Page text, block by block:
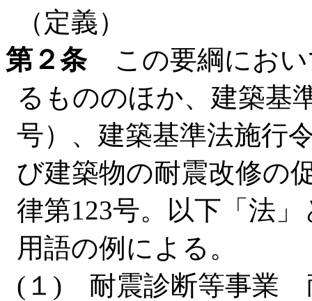
（定義）
第２条この要綱におい
るもののほか、建築基
号）、建築基準法施行
び建築物の耐震改修の
律第123号。以下「法
用語の例による。
(１) 耐震診断等事業